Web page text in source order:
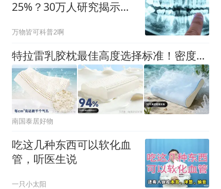
25%？30万人研究揭示口
万物皆可科普2啊
特拉雷乳胶枕最佳高度选择标准！密度、高度相辅相成，TAIHI 泰嗨 8/10cm 与 10/12cm 怎么选
南国泰居好物
吃这几种东西可以软化血
管，听医生说
一只小太阳